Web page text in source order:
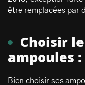
être remplacées par
Choisir
ampoules
Bien choisir ses